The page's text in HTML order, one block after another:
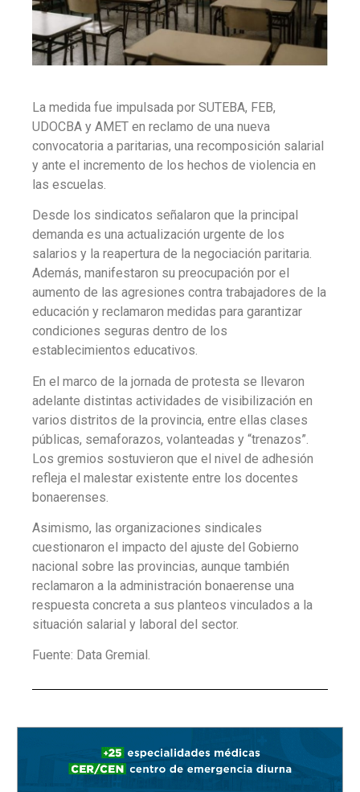
La medida fue impulsada por SUTEBA, FEB,
UDOCBA y AMET en reclamo de una nueva
convocatoria a paritarias, una recomposición salarial
y ante el incremento de los hechos de violencia en
las escuelas.
Desde los sindicatos señalaron que la principal
demanda es una actualización urgente de los
salarios y la reapertura de la negociación paritaria.
Además, manifestaron su preocupación por el
aumento de las agresiones contra trabajadores de la
educación y reclamaron medidas para garantizar
condiciones seguras dentro de los
establecimientos educativos.
En el marco de la jornada de protesta se llevaron
adelante distintas actividades de visibilización en
varios distritos de la provincia, entre ellas clases
públicas, semaforazos, volanteadas y “trenazos”.
Los gremios sostuvieron que el nivel de adhesión
refleja el malestar existente entre los docentes
bonaerenses.
Asimismo, las organizaciones sindicales
cuestionaron el impacto del ajuste del Gobierno
nacional sobre las provincias, aunque también
reclamaron a la administración bonaerense una
respuesta concreta a sus planteos vinculados a la
situación salarial y laboral del sector.
Fuente: Data Gremial.